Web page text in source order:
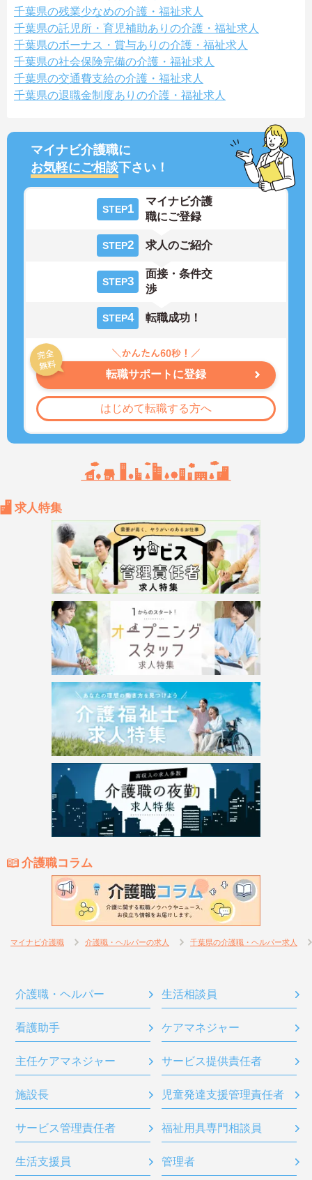
千葉県の残業少なめの介護・福祉求人
千葉県の託児所・育児補助ありの介護・福祉求人
千葉県のボーナス・賞与ありの介護・福祉求人
千葉県の社会保険完備の介護・福祉求人
千葉県の交通費支給の介護・福祉求人
千葉県の退職金制度ありの介護・福祉求人
マイナビ介護職に
お気軽にご相談下さい！
STEP1
マイナビ介護
職にご登録
STEP2 求人のご紹介
STEP3
面接・条件交
渉
STEP4 転職成功！
転職サポートに登録
はじめて転職する方へ
求人特集
介護職コラム
マイナビ介護職 介護職・ヘルパーの求人 千葉県の介護職・ヘルパー求人
介護職・ヘルパー 生活相談員
看護助手 ケアマネジャー
主任ケアマネジャー サービス提供責任者
施設長 児童発達支援管理責任者
サービス管理責任者 福祉用具専門相談員
生活支援員 管理者